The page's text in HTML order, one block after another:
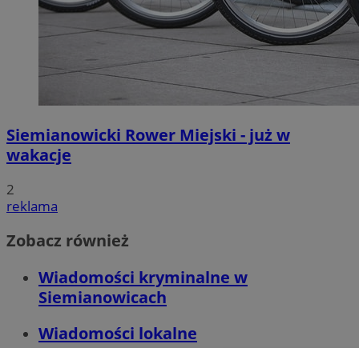
Siemianowicki Rower Miejski - już w
wakacje
2
reklama
Zobacz również
Wiadomości kryminalne w
Siemianowicach
Wiadomości lokalne